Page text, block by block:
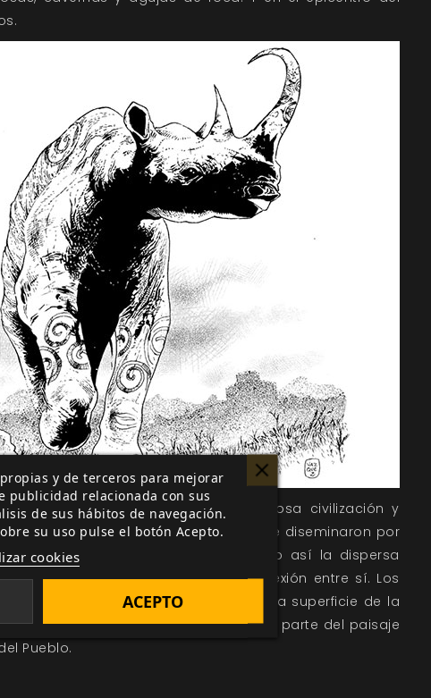
los ancestros, destruyendo su gloriosa civilización y
pocos grupos que lograron huir se diseminaron por
creyeron seguros y configurando así la dispersa
minúsculas aldeas sin apenas conexión entre sí. Los
ancestros, se dejaron caer sobre la superficie de la
Sus titánicas siluetas han formado parte del paisaje
Pueblo.
y de terceros para mejorar
publicidad relacionada con sus
de sus hábitos de navegación.
su uso pulse el botón Acepto.
cookies
ACEPTO